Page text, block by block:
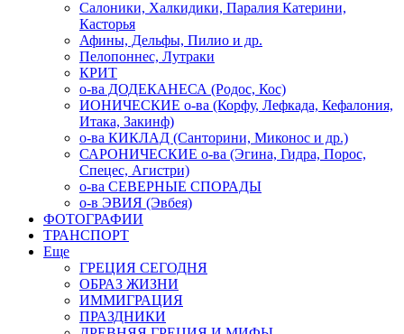
Салоники, Халкидики, Паралия Катерини,
Касторья
Афины, Дельфы, Пилио и др.
Пелопоннес, Лутраки
КРИТ
о-ва ДОДЕКАНЕСА (Родос, Кос)
ИОНИЧЕСКИЕ о-ва (Корфу, Лефкада, Кефалония,
Итака, Закинф)
о-ва КИКЛАД (Санторини, Миконос и др.)
САРОНИЧЕСКИЕ о-ва (Эгина, Гидра, Порос,
Спецес, Агистри)
о-ва СЕВЕРНЫЕ СПОРАДЫ
о-в ЭВИЯ (Эвбея)
ФОТОГРАФИИ
ТРАНСПОРТ
Еще
ГРЕЦИЯ СЕГОДНЯ
ОБРАЗ ЖИЗНИ
ИММИГРАЦИЯ
ПРАЗДНИКИ